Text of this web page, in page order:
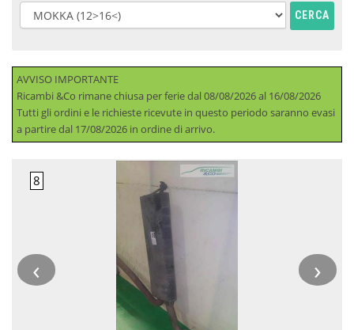
CERCA
AVVISO IMPORTANTE
Ricambi &Co rimane chiusa per ferie dal 08/08/2026 al 16/08/2026
Tutti gli ordini e le richieste ricevute in questo periodo saranno evasi
a partire dal 17/08/2026 in ordine di arrivo.
‹ ›